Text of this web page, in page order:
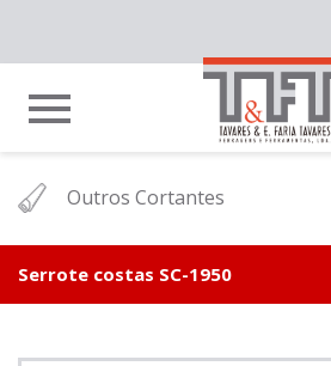
Outros Cortantes
Serrote costas SC-1950